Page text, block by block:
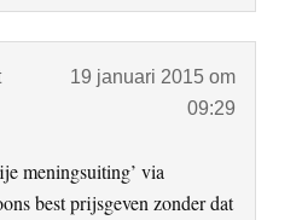
19 januari 2015 om
09:29
meningsuiting’ via
best prijsgeven zonder dat